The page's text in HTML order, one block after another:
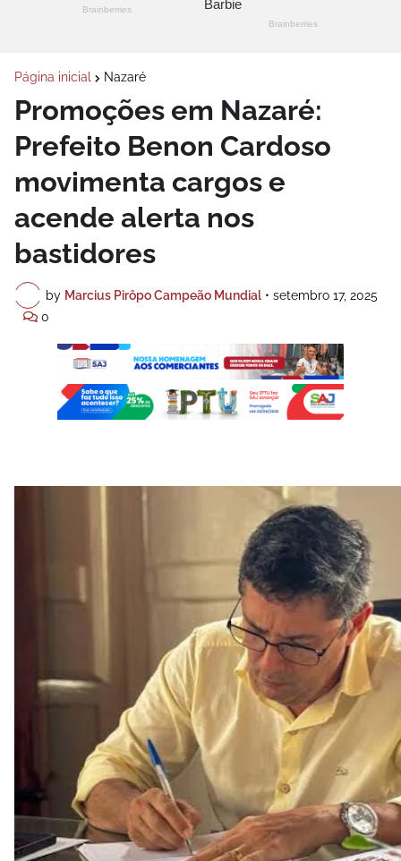
Página inicial Nazaré
Promoções em Nazaré:
Prefeito Benon Cardoso
movimenta cargos e
acende alerta nos
bastidores
by Marcius Pirôpo Campeão Mundial • setembro 17, 2025
0